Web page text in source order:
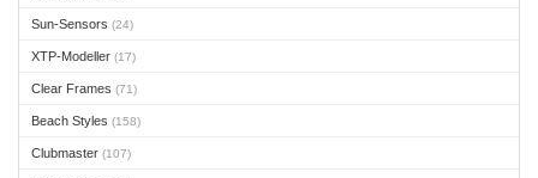
Sun-Sensors (24)
XTP-Modeller (17)
Clear Frames (71)
Beach Styles (158)
Clubmaster (107)